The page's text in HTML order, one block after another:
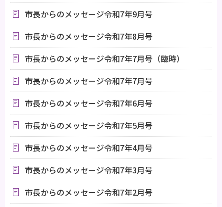
市長からのメッセージ令和7年9月号
市長からのメッセージ令和7年8月号
市長からのメッセージ令和7年7月号（臨時）
市長からのメッセージ令和7年7月号
市長からのメッセージ令和7年6月号
市長からのメッセージ令和7年5月号
市長からのメッセージ令和7年4月号
市長からのメッセージ令和7年3月号
市長からのメッセージ令和7年2月号